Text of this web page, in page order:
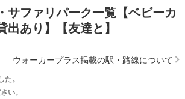
サファリパーク一覧【ベビーカ
出あり】【友達と】
ウォーカープラス掲載の駅・路線について
。
い。